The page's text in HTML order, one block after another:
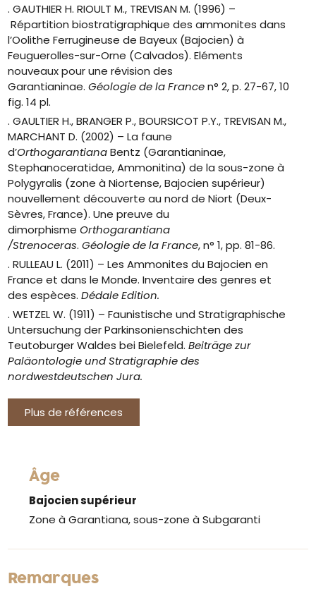
. GAUTHIER H. RIOULT M., TREVISAN M. (1996) –
Répartition biostratigraphique des ammonites dans
l’Oolithe Ferrugineuse de Bayeux (Bajocien) à
Feuguerolles-sur-Orne (Calvados). Eléments
nouveaux pour une révision des
Garantianinae.Géologie de la Francen° 2, p. 27-67, 10
fig. 14 pl.
. GAULTIER H., BRANGER P., BOURSICOT P.Y., TREVISAN M.,
MARCHANT D. (2002) – La faune
d’OrthogarantianaBentz (Garantianinae,
Stephanoceratidae, Ammonitina) de la sous-zone à
Polygyralis (zone à Niortense, Bajocien supérieur)
nouvellement découverte au nord de Niort (Deux-
Sèvres, France). Une preuve du
dimorphismeOrthogarantiana
/Strenoceras.Géologie de la France, n° 1, pp. 81-86.
. RULLEAU L. (2011) – Les Ammonites du Bajocien en
France et dans le Monde. Inventaire des genres et
des espèces.Dédale Edition.
. WETZEL W. (1911) – Faunistische und Stratigraphische
Untersuchung der Parkinsonienschichten des
Teutoburger Waldes bei Bielefeld.Beiträge zur
Paläontologie und Stratigraphie des
nordwestdeutschen Jura.
Plus de références
Âge
Bajocien supérieur
Zone à Garantiana, sous-zone à Subgaranti
Remarques